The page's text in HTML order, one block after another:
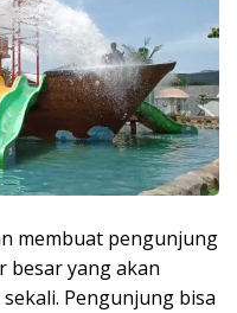
membuat pengunjung
besar yang akan
Pengunjung bisa